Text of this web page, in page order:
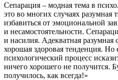
Сепарация – модная тема в
это во многих случаях разумная
избавиться от эмоциональной
и несамостоятельности.
и насилия. Адекватная разумная
хорошая здоровая тенденция.
психологический процесс
ничего хорошего не получится.
получилось, как всегда!»